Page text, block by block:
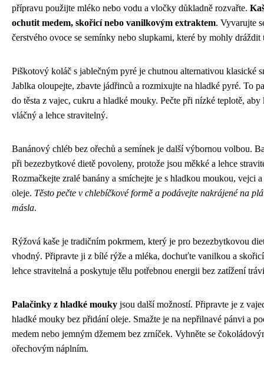
přípravu použijte mléko nebo vodu a vločky důkladně rozvařte.
ochutit medem, skořicí nebo vanilkovým extraktem. Vyvarujte
čerstvého ovoce se semínky nebo slupkami, které by mohly
Piškotový koláč s jablečným pyré je chutnou alternativou klasické
Jablka oloupejte, zbavte jádřinců a rozmixujte na hladké pyré. To
do těsta z vajec, cukru a hladké mouky. Pečte při nízké teplotě, aby
vláčný a lehce stravitelný.
Banánový chléb bez ořechů a semínek je další výbornou volbou.
při bezezbytkové dietě povoleny, protože jsou měkké a lehce
Rozmačkejte zralé banány a smíchejte je s hladkou moukou, vejci
oleje. Těsto pečte v chlebíčkové formě a podávejte nakrájené na
másla.
Rýžová kaše je tradičním pokrmem, který je pro bezezbytkovou
vhodný. Připravte ji z bílé rýže a mléka, dochuťte vanilkou a
lehce stravitelná a poskytuje tělu potřebnou energii bez zatížení
Palačinky z hladké mouky jsou další možností. Připravte je z
hladké mouky bez přidání oleje. Smažte je na nepřilnavé pánvi a
medem nebo jemným džemem bez zrníček. Vyhněte se
ořechovým náplním.